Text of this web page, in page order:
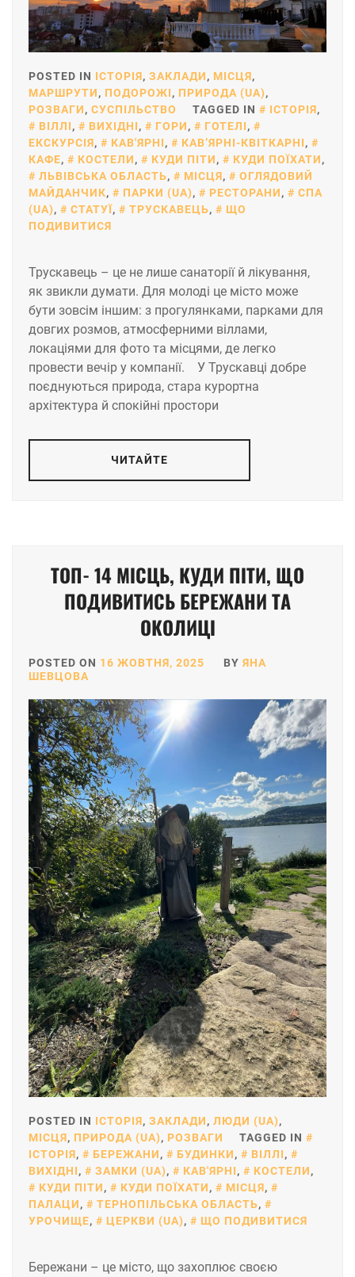
POSTED IN ІСТОРІЯ, ЗАКЛАДИ, МІСЦЯ,
МАРШРУТИ, ПОДОРОЖІ, ПРИРОДА (UA),
РОЗВАГИ, СУСПІЛЬСТВО TAGGED IN ІСТОРІЯ,
ВІЛЛІ, ВИХІДНІ, ГОРИ, ГОТЕЛІ,
ЕКСКУРСІЯ, КАВ'ЯРНІ, КАВʼЯРНІ-КВІТКАРНІ,
КАФЕ, КОСТЕЛИ, КУДИ ПІТИ, КУДИ ПОЇХАТИ,
ЛЬВІВСЬКА ОБЛАСТЬ, МІСЦЯ,
ОГЛЯДОВИЙ
МАЙДАНЧИК, ПАРКИ (UA), РЕСТОРАНИ,
СПА
(UA), СТАТУЇ, ТРУСКАВЕЦЬ,
ЩО
ПОДИВИТИСЯ
Трускавець – це не лише санаторії й лікування,
як звикли думати. Для молоді це місто може
бути зовсім іншим: з прогулянками, парками для
довгих розмов, атмосферними віллами,
локаціями для фото та місцями, де легко
провести вечір у компанії. У Трускавці добре
поєднуються природа, стара курортна
архітектура й спокійні простори
ЧИТАЙТЕ
ТОП- 14 МІСЦЬ, КУДИ ПІТИ, ЩО
ПОДИВИТИСЬ БЕРЕЖАНИ ТА
ОКОЛИЦІ
POSTED ON 16 ЖОВТНЯ, 2025 BY ЯНА
ШЕВЦОВА
POSTED IN ІСТОРІЯ, ЗАКЛАДИ, ЛЮДИ (UA),
МІСЦЯ, ПРИРОДА (UA), РОЗВАГИ
TAGGED IN
ІСТОРІЯ, БЕРЕЖАНИ, БУДИНКИ, ВІЛЛІ,
ВИХІДНІ, ЗАМКИ (UA), КАВ'ЯРНІ, КОСТЕЛИ,
КУДИ ПІТИ, КУДИ ПОЇХАТИ, МІСЦЯ,
ПАЛАЦИ, ТЕРНОПІЛЬСЬКА ОБЛАСТЬ,
УРОЧИЩЕ, ЦЕРКВИ (UA), ЩО ПОДИВИТИСЯ
Бережани – це місто, що захоплює своєю